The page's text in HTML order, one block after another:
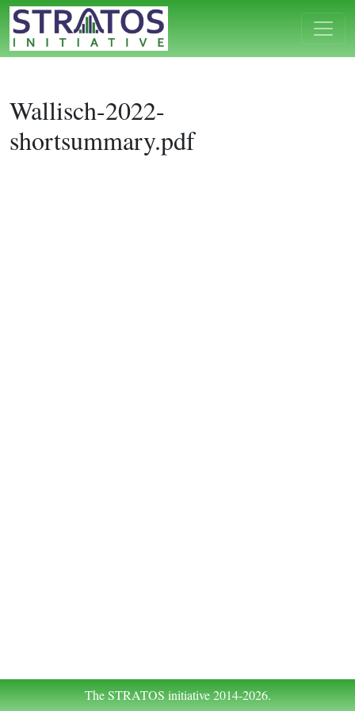
Wallisch-2022-
shortsummary.pdf
The STRATOS initiative 2014-2026.